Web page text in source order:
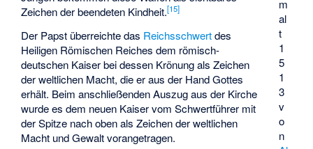
m
al
t
1
5
1
3
v
o
n
Zeichen der beendeten Kindheit.[15]
Der Papst überreichte das Reichsschwertdes
Heiligen Römischen Reiches dem römisch-
deutschen Kaiser bei dessen Krönung als Zeichen
der weltlichen Macht, die er aus der Hand Gottes
erhält. Beim anschließenden Auszug aus der Kirche
wurde es dem neuen Kaiser vom Schwertführer mit
der Spitze nach oben als Zeichen der weltlichen
Macht und Gewalt vorangetragen.